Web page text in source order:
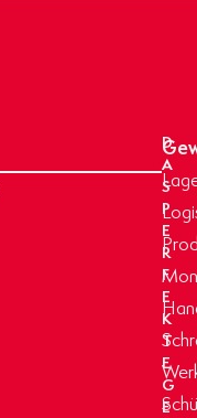
D
A
S
P
E
R
F
E
K
T
E
G
E